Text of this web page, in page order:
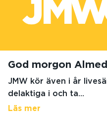
God morgon
JMW kör även i år
delaktiga i och ta...
Läs mer